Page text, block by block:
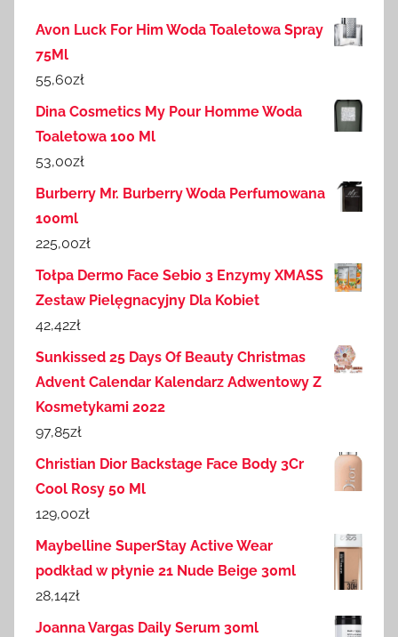
Avon Luck For Him Woda Toaletowa Spray
75Ml
55,60zł
Dina Cosmetics My Pour Homme Woda
Toaletowa 100 Ml
53,00zł
Burberry Mr. Burberry Woda Perfumowana
100ml
225,00zł
Tołpa Dermo Face Sebio 3 Enzymy XMASS
Zestaw Pielęgnacyjny Dla Kobiet
42,42zł
Sunkissed 25 Days Of Beauty Christmas
Advent Calendar Kalendarz Adwentowy Z
Kosmetykami 2022
97,85zł
Christian Dior Backstage Face Body 3Cr
Cool Rosy 50 Ml
129,00zł
Maybelline SuperStay Active Wear
podkład w płynie 21 Nude Beige 30ml
28,14zł
Joanna Vargas Daily Serum 30ml